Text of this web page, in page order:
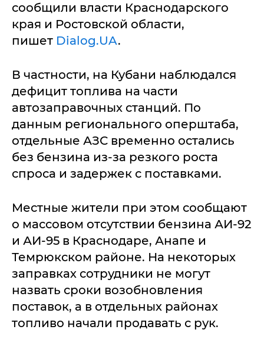
сообщили власти Краснодарского
края и Ростовской области,
пишет Dialog.UA.
В частности, на Кубани наблюдался
дефицит топлива на части
автозаправочных станций. По
данным регионального оперштаба,
отдельные АЗС временно остались
без бензина из-за резкого роста
спроса и задержек с поставками.
Местные жители при этом сообщают
о массовом отсутствии бензина АИ-92
и АИ-95 в Краснодаре, Анапе и
Темрюкском районе. На некоторых
заправках сотрудники не могут
назвать сроки возобновления
поставок, а в отдельных районах
топливо начали продавать с рук.